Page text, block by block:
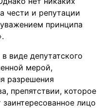
чести и репутации
принципа
виде депутатского
мерой,
разрешения
препятствии, которое
лицо